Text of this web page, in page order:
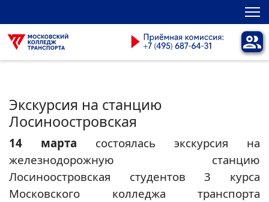
Экскурсия на станцию
Лосиноостровская
14 марта состоялась экскурсия на
железнодорожную станцию
Лосиноостровская студентов 3 курса
Московского колледжа транспорта